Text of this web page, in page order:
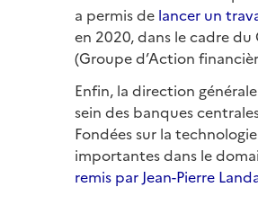
a permis de lancer un
en 2020, dans le cadre
(Groupe d’Action
Enfin, la direction
sein des banques
Fondées sur la technologie
importantes dans le
remis par Jean-Pierre